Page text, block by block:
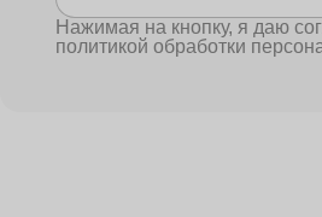
Нажимая на кнопку, я даю
политикой обработки